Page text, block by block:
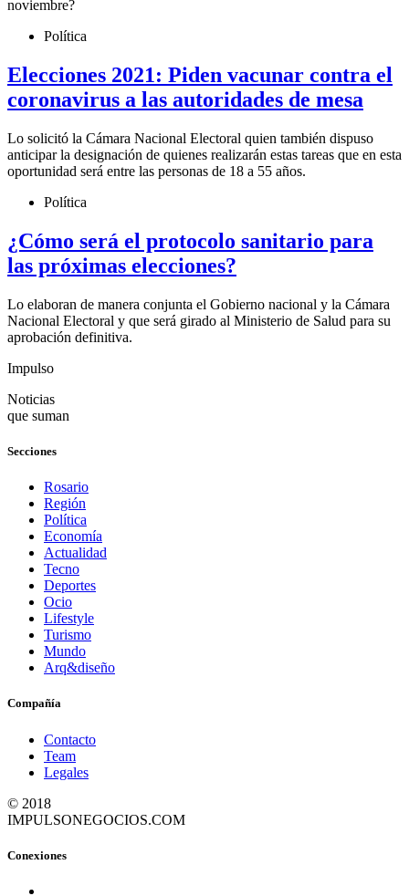
noviembre?
Política
Elecciones 2021: Piden vacunar contra el
coronavirus a las autoridades de mesa
Lo solicitó la Cámara Nacional Electoral quien también dispuso
anticipar la designación de quienes realizarán estas tareas que en esta
oportunidad será entre las personas de 18 a 55 años.
Política
¿Cómo será el protocolo sanitario para
las próximas elecciones?
Lo elaboran de manera conjunta el Gobierno nacional y la Cámara
Nacional Electoral y que será girado al Ministerio de Salud para su
aprobación definitiva.
Impulso
Noticias
que suman
Secciones
Rosario
Región
Política
Economía
Actualidad
Tecno
Deportes
Ocio
Lifestyle
Turismo
Mundo
Arq&diseño
Compañía
Contacto
Team
Legales
© 2018
IMPULSONEGOCIOS.COM
Conexiones